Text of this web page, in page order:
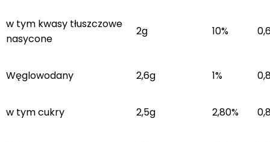
w tym kwasy tłuszczowe
nasycone
2g 10%
Węglowodany 2,6g 1%
w tym cukry 2,5g 2,80%